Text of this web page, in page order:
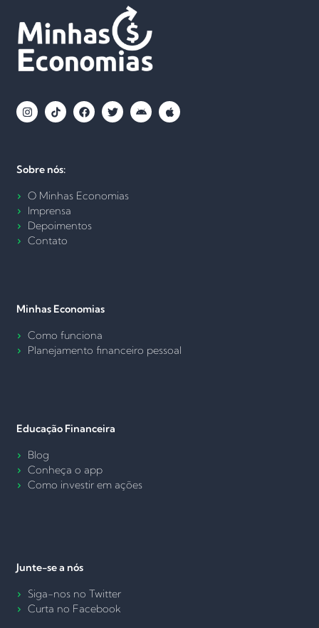
Sobre nós:
O Minhas Economias
Imprensa
Depoimentos
Contato
Minhas Economias
Como funciona
Planejamento financeiro pessoal
Educação Financeira
Blog
Conheça o app
Como investir em ações
Junte-se a nós
Siga-nos no Twitter
Curta no Facebook